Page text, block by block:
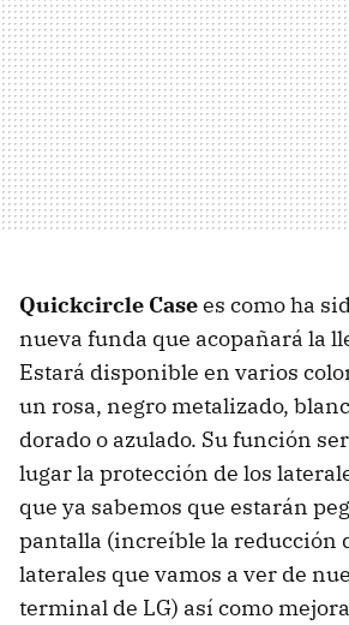
Quickcircle Casees como ha
nueva funda que acopañará la
Estará disponible en varios
un rosa, negro metalizado,
dorado o azulado. Su función
lugar la protección de los
que ya sabemos que estarán
pantalla (increíble la reducción
laterales que vamos a ver de
terminal de LG) así como